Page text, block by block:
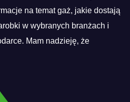
na temat gaż, jakie dostają
w wybranych branżach i
Mam nadzieję, że